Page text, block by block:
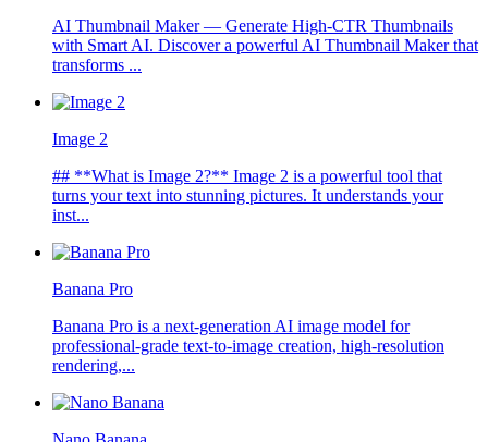
AI Thumbnail Maker — Generate High-CTR Thumbnails
with Smart AI. Discover a powerful AI Thumbnail Maker that
transforms ...
Image 2
## **What is Image 2?** Image 2 is a powerful tool that
turns your text into stunning pictures. It understands your
inst...
Banana Pro
Banana Pro is a next-generation AI image model for
professional-grade text-to-image creation, high-resolution
rendering,...